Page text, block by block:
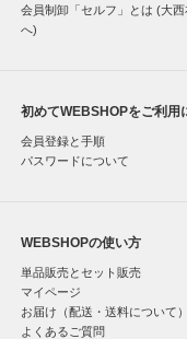
会員制卸「セルフ」とは (大
へ)
初めてWEBSHOPをご利用
会員登録と手順
パスワードについて
WEBSHOPの使い方
単品販売とセット販売
マイページ
お届け（配送・送料について）
よくあるご質問